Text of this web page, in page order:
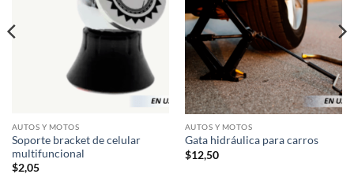
AUTOS Y MOTOS
Soporte bracket de celular
multifuncional
$2,05
AUTOS Y MOTOS
Gata hidráulica para carros
$12,50